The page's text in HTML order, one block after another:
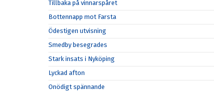
Tillbaka på vinnarspåret
Bottennapp mot Farsta
Ödestigen utvisning
Smedby besegrades
Stark insats i Nyköping
Lyckad afton
Onödigt spännande